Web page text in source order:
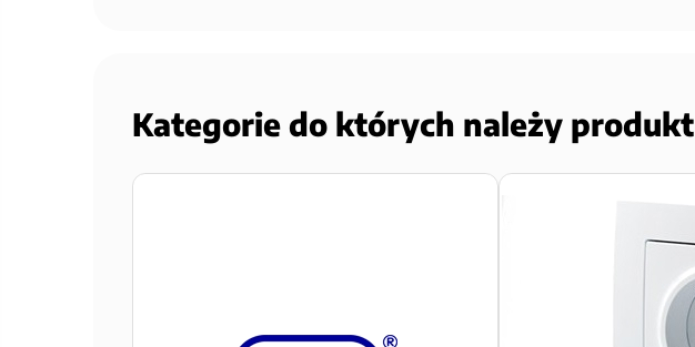
Kategorie do których należy produkt